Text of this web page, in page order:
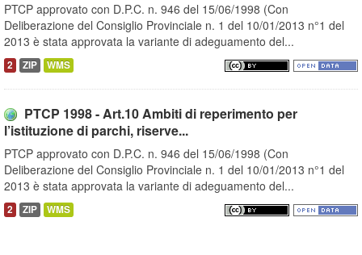
PTCP approvato con D.P.C. n. 946 del 15/06/1998 (Con
Deliberazione del Consiglio Provinciale n. 1 del 10/01/2013 n°1 del
2013 è stata approvata la variante di adeguamento del...
2 ZIP WMS
PTCP 1998 - Art.10 Ambiti di reperimento per
l’istituzione di parchi, riserve...
PTCP approvato con D.P.C. n. 946 del 15/06/1998 (Con
Deliberazione del Consiglio Provinciale n. 1 del 10/01/2013 n°1 del
2013 è stata approvata la variante di adeguamento del...
2 ZIP WMS